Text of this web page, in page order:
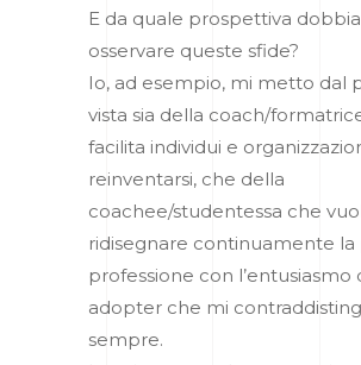
E da quale prospettiva
osservare queste sfide?
Io, ad esempio, mi metto dal
vista sia della coach/
facilita individui e
reinventarsi, che della
coachee/studentessa che
ridisegnare continuamente la
professione con l’entusiasmo
adopter che mi
sempre.